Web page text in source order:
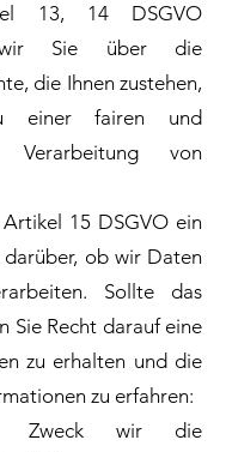
13, 14 DSGVO
wir Sie über die
die Ihnen zustehen,
einer fairen und
Verarbeitung von
15 DSGVO ein
ob wir Daten
Sollte das
Sie Recht darauf eine
zu erhalten und die
zu erfahren:
Zweck wir die